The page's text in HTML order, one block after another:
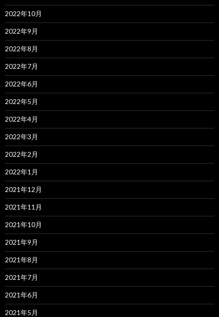
2022年10月
2022年9月
2022年8月
2022年7月
2022年6月
2022年5月
2022年4月
2022年3月
2022年2月
2022年1月
2021年12月
2021年11月
2021年10月
2021年9月
2021年8月
2021年7月
2021年6月
2021年5月